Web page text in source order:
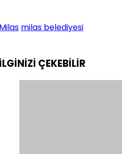
milas belediyesi
ÇEKEBİLİR